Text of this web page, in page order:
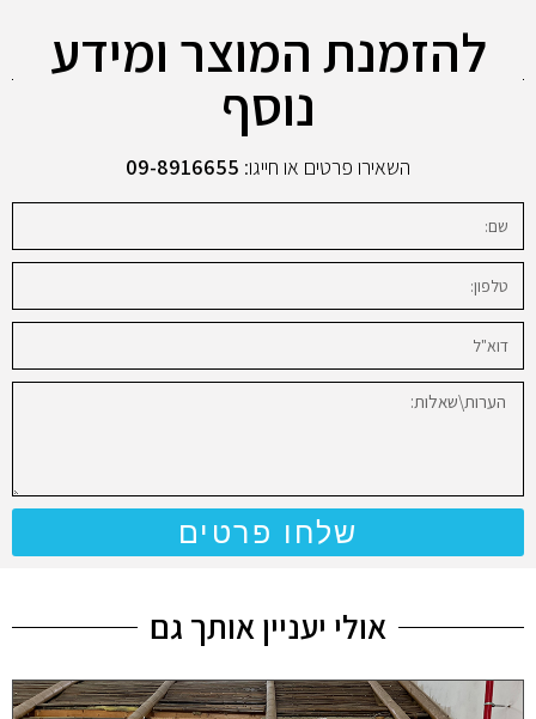
להזמנת המוצר ומידע
נוסף
השאירו פרטים או חייגו: 09-8916655
שלחו פרטים
אולי יעניין אותך גם